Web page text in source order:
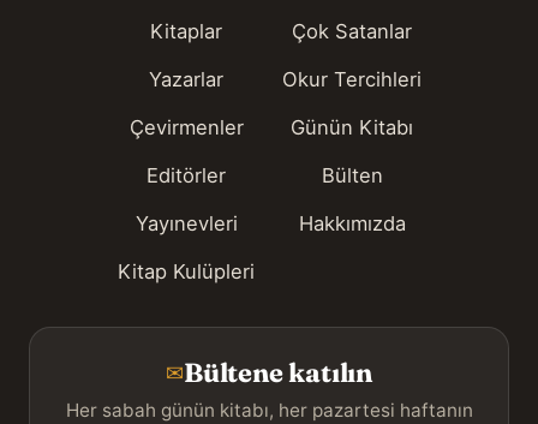
Kitaplar
Yazarlar
Çevirmenler
Editörler
Yayınevleri
Kitap Kulüpleri
Çok Satanlar
Okur Tercihleri
Günün Kitabı
Bülten
Hakkımızda
✉Bültene katılın
Her sabah günün kitabı, her pazartesi haftanın